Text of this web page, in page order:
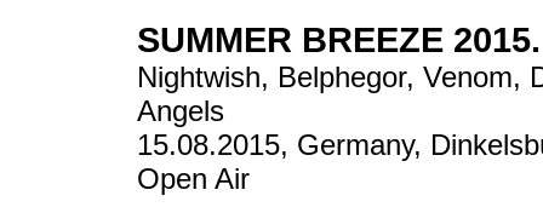
SUMMER BREEZE
Nightwish, Belphegor, Venom,
Angels
15.08.2015, Germany,
Open Air